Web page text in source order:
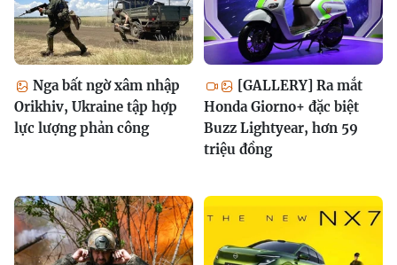
Nga bất ngờ xâm nhập
Orikhiv, Ukraine tập hợp
lực lượng phản công
[GALLERY] Ra mắt
Honda Giorno+ đặc biệt
Buzz Lightyear, hơn 59
triệu đồng